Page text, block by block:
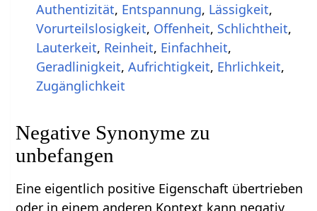
Authentizität, Entspannung, Lässigkeit,
Vorurteilslosigkeit, Offenheit, Schlichtheit,
Lauterkeit, Reinheit, Einfachheit,
Geradlinigkeit, Aufrichtigkeit, Ehrlichkeit,
Zugänglichkeit
Negative Synonyme zu
unbefangen
Eine eigentlich positive Eigenschaft übertrieben